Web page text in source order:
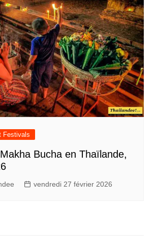
Festivals
Bucha en Thaïlande,
vendredi 27 février 2026